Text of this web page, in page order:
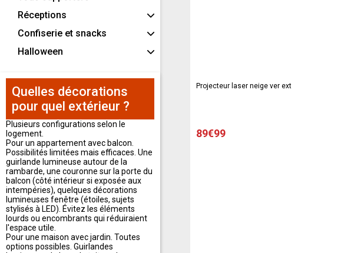
Réceptions
Confiserie et snacks
Halloween
Quelles décorations
pour quel extérieur ?
Plusieurs configurations selon le
logement.
Pour un appartement avec balcon.
Possibilités limitées mais efficaces. Une
guirlande lumineuse autour de la
rambarde, une couronne sur la porte du
balcon (côté intérieur si exposée aux
intempéries), quelques décorations
lumineuses fenêtre (étoiles, sujets
stylisés à LED). Évitez les éléments
lourds ou encombrants qui réduiraient
l'espace utile.
Pour une maison avec jardin. Toutes
options possibles. Guirlandes
Projecteur laser neige ver ext
89€99